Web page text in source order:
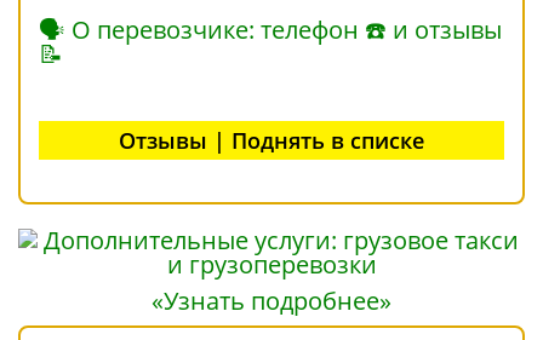
🗣 О перевозчике: телефон ☎ и отзывы
📝
Отзывы | Поднять в списке
«Узнать подробнее»